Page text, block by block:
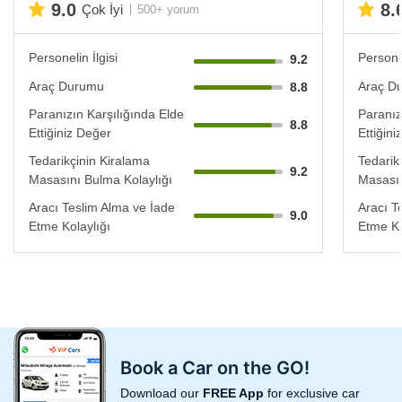
9.0 Çok İyi 500+ yorum
Personelin İlgisi
9.2
Araç Durumu
8.8
Paranızın Karşılığında Elde
Ettiğiniz Değer
8.8
Tedarikçinin Kiralama
Masasını Bulma Kolaylığı
9.2
Aracı Teslim Alma ve İade
Etme Kolaylığı
9.0
Araç
Aracı
Etme
Book a Car on the GO!
Download our FREE App for exclusive car